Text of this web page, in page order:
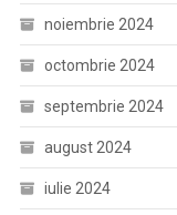
noiembrie 2024
octombrie 2024
septembrie 2024
august 2024
iulie 2024